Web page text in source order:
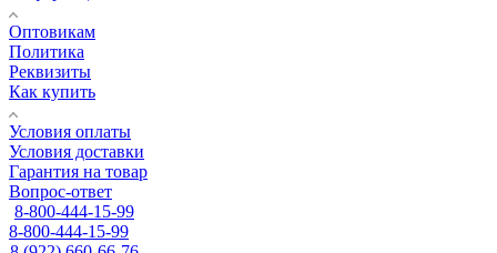
Оптовикам
Политика
Реквизиты
Как купить
Условия оплаты
Условия доставки
Гарантия на товар
Вопрос-ответ
8-800-444-15-99
8-800-444-15-99